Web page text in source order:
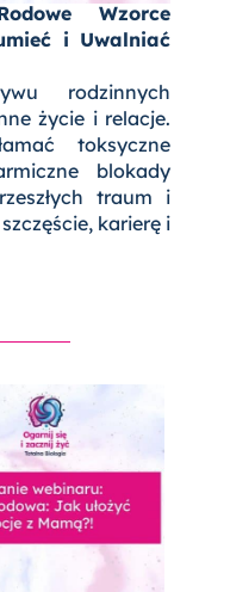
Wzorce
i Uwalniać
rodzinnych
życie i relacje.
toksyczne
blokady
traum i
karierę i